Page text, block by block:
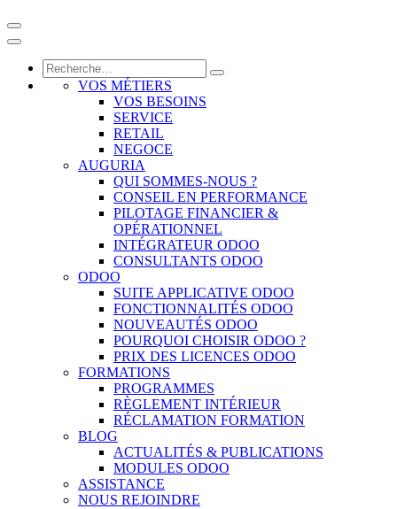
VOS MÉTIERS
VOS BESOINS
SERVICE
RETAIL
NEGOCE
AUGURIA
QUI SOMMES-NOUS ?
CONSEIL EN PERFORMANCE
PILOTAGE FINANCIER &
OPÉRATIONNEL
INTÉGRATEUR ODOO
CONSULTANTS ODOO
ODOO
SUITE APPLICATIVE ODOO
FONCTIONNALITÉS ODOO
NOUVEAUTÉS ODOO
POURQUOI CHOISIR ODOO ?
PRIX DES LICENCES ODOO
FORMATIONS
PROGRAMMES
RÈGLEMENT INTÉRIEUR
RÉCLAMATION FORMATION
BLOG
ACTUALITÉS & PUBLICATIONS
MODULES ODOO
ASSISTANCE
NOUS REJOINDRE